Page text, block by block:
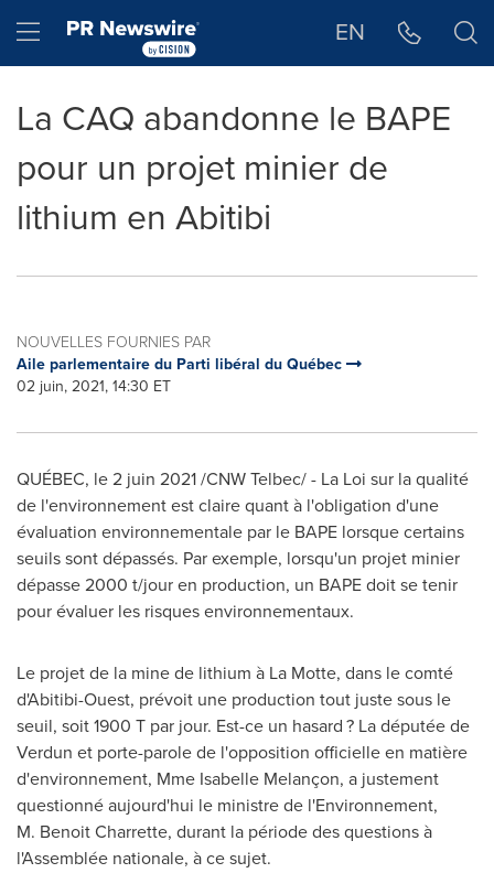
Hamburger menu EN
La CAQ abandonne le BAPE
pour un projet minier de
lithium en Abitibi
NOUVELLES FOURNIES PAR
Aile parlementaire du Parti libéral du Québec
02 juin, 2021, 14:30 ET
QUÉBEC, le 2 juin 2021 /CNW Telbec/ - La Loi sur la qualité
de l'environnement est claire quant à l'obligation d'une
évaluation environnementale par le BAPE lorsque certains
seuils sont dépassés. Par exemple, lorsqu'un projet minier
dépasse 2000 t/jour en production, un BAPE doit se tenir
pour évaluer les risques environnementaux.
Le projet de la mine de lithium à La Motte, dans le comté
d'Abitibi-Ouest, prévoit une production tout juste sous le
seuil, soit 1900 T par jour. Est-ce un hasard ? La députée de
Verdun et porte-parole de l'opposition officielle en matière
d'environnement, Mme Isabelle Melançon, a justement
questionné aujourd'hui le ministre de l'Environnement,
M. Benoit Charrette, durant la période des questions à
l'Assemblée nationale, à ce sujet.